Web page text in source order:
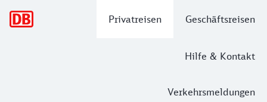
Privatreisen Geschäftsreisen
Hilfe & Kontakt
Verkehrsmeldungen